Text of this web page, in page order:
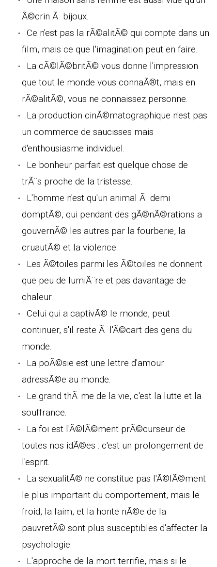
Ã©crin Ã bijoux.
Ce n'est pas la rÃ©alitÃ© qui compte dans un
film, mais ce que l'imagination peut en faire.
La cÃ©lÃ©britÃ© vous donne l'impression
que tout le monde vous connaÃ®t, mais en
rÃ©alitÃ©, vous ne connaissez personne.
La production cinÃ©matographique n'est pas
un commerce de saucisses mais
d'enthousiasme individuel.
Le bonheur parfait est quelque chose de
trÃ¨s proche de la tristesse.
L'homme n'est qu'un animal Ã demi
domptÃ©, qui pendant des gÃ©nÃ©rations a
gouvernÃ© les autres par la fourberie, la
cruautÃ© et la violence.
Les Ã©toiles parmi les Ã©toiles ne donnent
que peu de lumiÃ¨re et pas davantage de
chaleur.
Celui qui a captivÃ© le monde, peut
continuer, s'il reste Ã l'Ã©cart des gens du
monde.
La poÃ©sie est une lettre d'amour
adressÃ©e au monde.
Le grand thÃ¨me de la vie, c'est la lutte et la
souffrance.
La foi est l'Ã©lÃ©ment prÃ©curseur de
toutes nos idÃ©es : c'est un prolongement de
l'esprit.
La sexualitÃ© ne constitue pas l'Ã©lÃ©ment
le plus important du comportement, mais le
froid, la faim, et la honte nÃ©e de la
pauvretÃ© sont plus susceptibles d'affecter la
psychologie.
L'approche de la mort terrifie, mais si le